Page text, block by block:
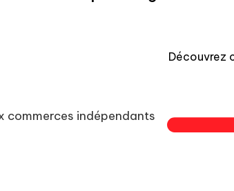
commerces indépendants
Découvrez